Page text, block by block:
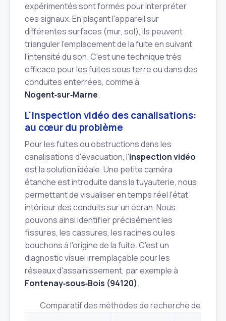
expérimentés sont formés pour interpréter
ces signaux. En plaçant l'appareil sur
différentes surfaces (mur, sol), ils peuvent
trianguler l'emplacement de la fuite en suivant
l'intensité du son. C'est une technique très
efficace pour les fuites sous terre ou dans des
conduites enterrées, comme à
Nogent‑sur‑Marne.
L'inspection vidéo des canalisations:
au cœur du problème
Pour les fuites ou obstructions dans les
canalisations d'évacuation, l'inspection vidéo
est la solution idéale. Une petite caméra
étanche est introduite dans la tuyauterie, nous
permettant de visualiser en temps réel l'état
intérieur des conduits sur un écran. Nous
pouvons ainsi identifier précisément les
fissures, les cassures, les racines ou les
bouchons à l'origine de la fuite. C'est un
diagnostic visuel irremplaçable pour les
réseaux d'assainissement, par exemple à
Fontenay‑sous‑Bois (94120).
Comparatif des méthodes de recherche de fuite